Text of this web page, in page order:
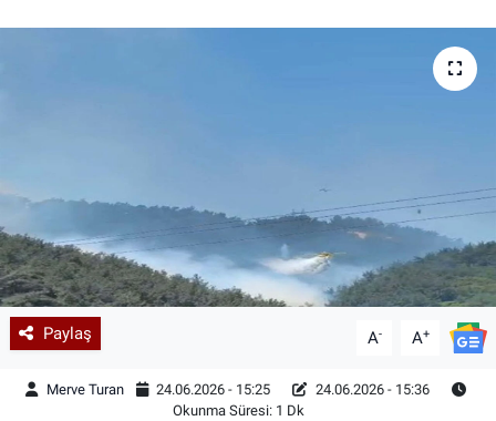
Paylaş A- A+
Merve Turan 24.06.2026 - 15:25
24.06.2026 - 15:36
Okunma Süresi: 1 Dk
Haber Arşivi